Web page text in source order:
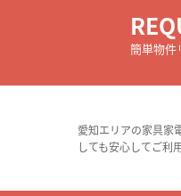
簡単物件
愛知エリアの家具家
しても安心してご利